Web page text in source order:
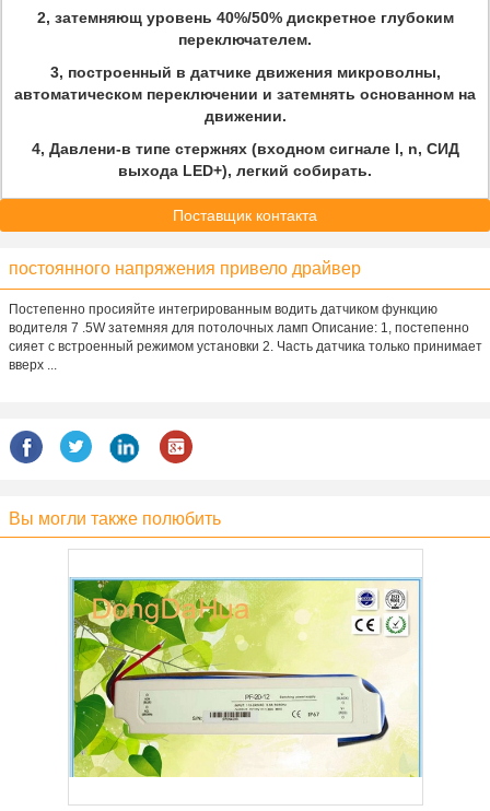
2, затемняющ уровень 40%/50%дискретное глубоким
переключателем.
3, построенный в датчике движения микроволны,
автоматическом переключении и затемнять основанном на
движении.
4, Давлени-в типе стержнях (входном сигнале l, n, СИД
выхода LED+), легкий собирать.
Поставщик контакта
постоянного напряжения привело драйвер
Постепенно просияйте интегрированным водить датчиком функцию
водителя 7 .5W затемняя для потолочных ламп Описание: 1, постепенно
сияет с встроенный режимом установки 2. Часть датчика только принимает
вверх ...
Вы могли также полюбить